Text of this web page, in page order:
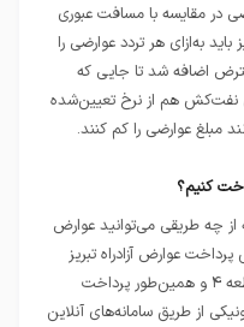
در مقایسه با مسافت عبوری
به‌ازای هر تردد عوارضی را
اضافه شد تا جایی که
نفت‌کش هم از نرخ تعیین‌شده
مبلغ عوارضی را کم کنند.
کنیم؟
از چه طریقی می‌توانید عوارض
عوارض آزادراه تبریز
ارومیه چیست؟ شما می‌توانید عوارضی قطعه ۴ و همین‌طور پرداخت
از طریق سامانه‌های آنلاین